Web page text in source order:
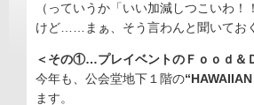
（っていうか「いい加減しつこいわ！
けど……まぁ、そう言わんと聞いてお
＜その①…プレイベントのＦｏｏｄ＆
今年も、公会堂地下１階の
ます。